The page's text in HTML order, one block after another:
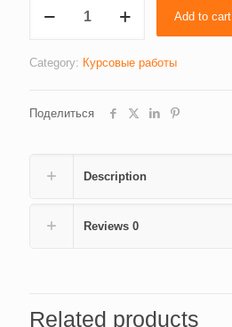
новизна
практическая
Add to cart
Category: Курсовые работы
Поделиться
Description
Reviews 0
Related products